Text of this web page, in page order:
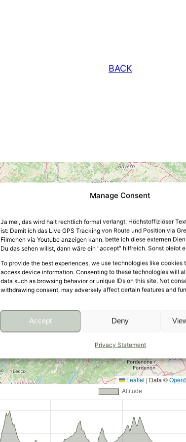
Manage Consent
Ja mei, das wird halt rechtlich formal verlangt. Höchstoffiziöser
ist: Damit ich das Live GPS Tracking von Route und Position via
Filmchen via Youtube anzeigen kann, bette ich diese externen
Du das sehen willst, dann wäre ein "accept" hilfreich. Sonst bleibt
To provide the best experiences, we use technologies like cookies
access device information. Consenting to these technologies will
data such as browsing behavior or unique IDs on this site. Not
withdrawing consent, may adversely affect certain features and
Accept Deny
Privacy Statement
BACK
Leaflet | Data ©